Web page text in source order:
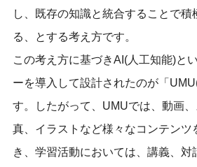
し、既存の知識と統合することで積
る、とする考え方です。
この考え方に基づきAI(人工知能)と
ーを導入して設計されたのが「
す。したがって、UMUでは、動画
真、イラストなど様々なコンテンツ
き、学習活動においては、講義、対